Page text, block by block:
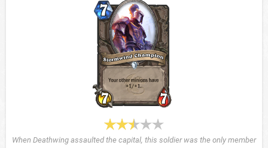
When Deathwing assaulted the capital, this soldier was the only member